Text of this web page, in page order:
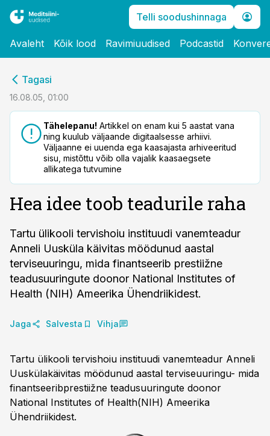
Telli soodushinnaga
Avaleht Kõik lood Ravimiuudised Podcastid
Tagasi
16.08.05, 01:00
Tähelepanu! Artikkel on enam kui 5 aastat vana
ning kuulub väljaande digitaalsesse arhiivi.
Väljaanne ei uuenda ega kaasajasta arhiveeritud
sisu, mistõttu võib olla vajalik kaasaegsete
allikatega tutvumine
Hea idee toob teadurile raha
Tartu ülikooli tervishoiu instituudi vanemteadur
Anneli Uusküla käivitas möödunud aastal
terviseuuringu, mida finantseerib prestiižne
teadusuuringute doonor National Institutes of
Health (NIH) Ameerika Ühendriikidest.
Jaga Salvesta Vihja
Tartu ülikooli tervishoiu instituudi vanemteadur Anneli
Uuskülakäivitas möödunud aastal terviseuuringu- mida
finantseeribprestiižne teadusuuringute doonor
National Institutes of Health(NIH) Ameerika
Ühendriikidest.